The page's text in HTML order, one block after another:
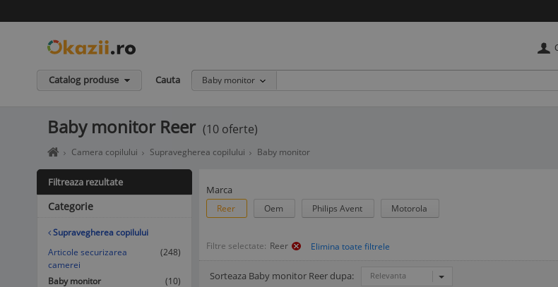
Catalog produse Cauta Baby monitor
Baby monitor Reer (10 oferte)
Home
-
Cumperi
in
siguranta
de
la
vanzatori
de
Camera copilului Supravegherea copilului Baby monitor
Marca
Reer Oem Philips Avent Motorola
Filtre selectate: Reer
Sorteaza Baby monitor Reer dupa: Relevanta
Afisare Lista
Afisare galerie
Filtreaza rezultate
Categorie
Supravegherea copilului
Articole securizarea
camerei
(248)
Baby monitor
(10)